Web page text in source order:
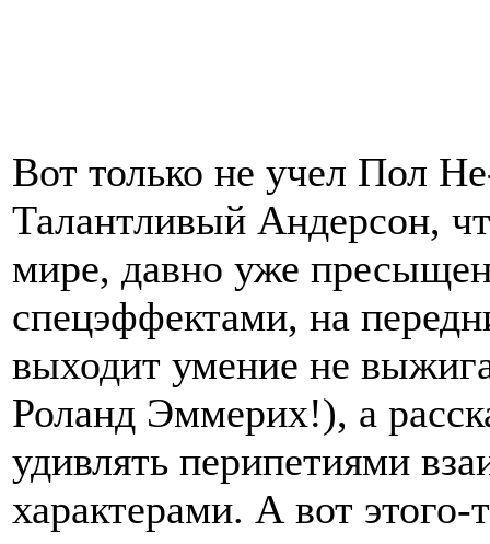
Вот только не учел Пол
Талантливый Андерсон,
мире, давно уже
спецэффектами, на
выходит умение не
Роланд Эммерих!), а
удивлять перипетиями
характерами. А вот